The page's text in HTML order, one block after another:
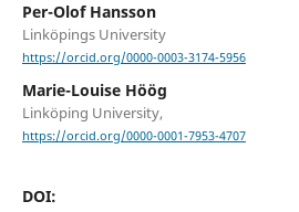
Per-Olof Hansson
Linköpings University
https://orcid.org/0000-0003-3174-5956
Marie-Louise Höög
Linköping University,
https://orcid.org/0000-0001-7953-4707
DOI: